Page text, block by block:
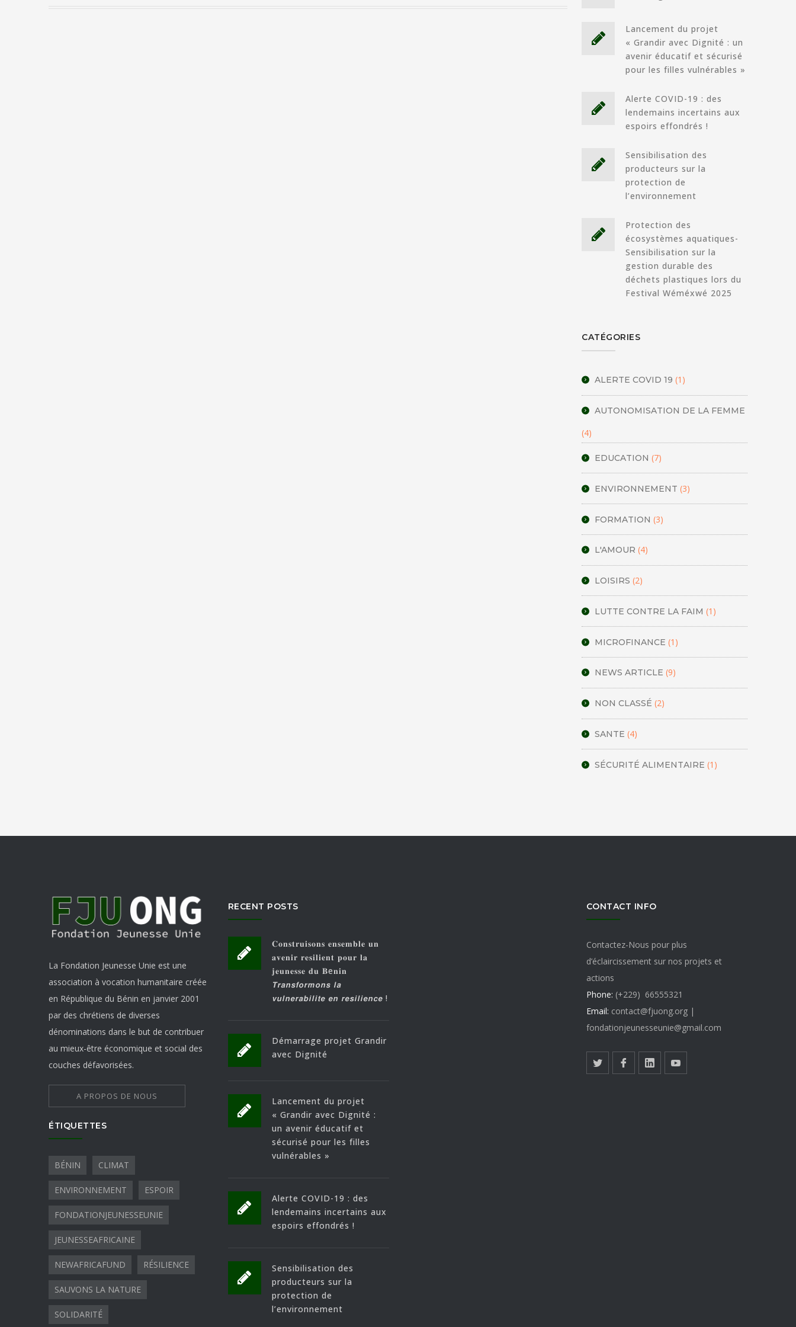
Lancement du projet
« Grandir avec Dignité : un
avenir éducatif et sécurisé
pour les filles vulnérables »
Alerte COVID-19 : des
lendemains incertains aux
espoirs effondrés !
Sensibilisation des
producteurs sur la
protection de
l’environnement
Protection des
écosystèmes aquatiques-
Sensibilisation sur la
gestion durable des
déchets plastiques lors du
Festival Wéméxwé 2025
CATÉGORIES
ALERTE COVID 19 (1)
AUTONOMISATION DE LA FEMME
(4)
EDUCATION (7)
ENVIRONNEMENT (3)
FORMATION (3)
L'AMOUR (4)
LOISIRS (2)
LUTTE CONTRE LA FAIM (1)
MICROFINANCE (1)
NEWS ARTICLE (9)
NON CLASSÉ (2)
SANTE (4)
SÉCURITÉ ALIMENTAIRE (1)
La Fondation Jeunesse Unie est une
association à vocation humanitaire créée
en République du Bénin en janvier 2001
par des chrétiens de diverses
dénominations dans le but de contribuer
au mieux-être économique et social des
couches défavorisées.
A PROPOS DE NOUS
ÉTIQUETTES
BÉNIN CLIMAT
ENVIRONNEMENT ESPOIR
FONDATIONJEUNESSEUNIE
JEUNESSEAFRICAINE
NEWAFRICAFUND RÉSILIENCE
SAUVONS LA NATURE
SOLIDARITÉ
RECENT POSTS
𝐂𝐨𝐧𝐬𝐭𝐫𝐮𝐢𝐬𝐨𝐧𝐬 𝐞𝐧𝐬𝐞𝐦𝐛𝐥𝐞 𝐮𝐧
𝐚𝐯𝐞𝐧𝐢𝐫 𝐫𝐞𝐬𝐢𝐥𝐢𝐞𝐧𝐭 𝐩𝐨𝐮𝐫 𝐥𝐚
𝐣𝐞𝐮𝐧𝐞𝐬𝐬𝐞 𝐝𝐮 𝐁e𝐧𝐢𝐧
𝙏𝙧𝙖𝙣𝙨𝙛𝙤𝙧𝙢𝙤𝙣𝙨 𝙡𝙖
𝙫𝙪𝙡𝙣𝙚𝙧𝙖𝙗𝙞𝙡𝙞𝙩𝙚 𝙚𝙣 𝙧𝙚𝙨𝙞𝙡𝙞𝙚𝙣𝙘𝙚 !
Démarrage projet Grandir
avec Dignité
Lancement du projet
« Grandir avec Dignité :
un avenir éducatif et
sécurisé pour les filles
vulnérables »
Alerte COVID-19 : des
lendemains incertains aux
espoirs effondrés !
Sensibilisation des
producteurs sur la
protection de
l’environnement
CONTACT INFO
Contactez-Nous pour plus
d’éclaircissement sur nos projets et
actions
Phone: (+229) 66555321
Email: contact@fjuong.org |
fondationjeunesseunie@gmail.com